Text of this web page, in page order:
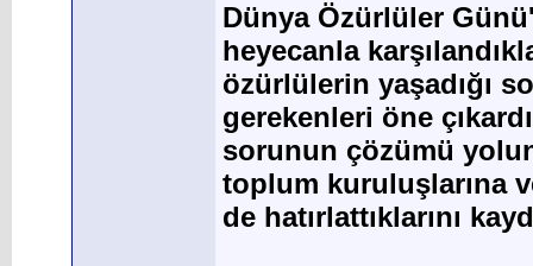
Dünya Özürlüler
heyecanla
özürlülerin yaşadığı
gerekenleri öne
sorunun çözümü
toplum kuruluşlarına
de hatırlattıklarını